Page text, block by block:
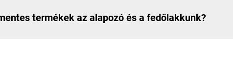
termékek az alapozó és a fedőlakkunk?